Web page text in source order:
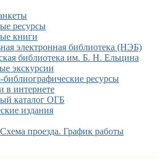
ресурсы
книги
электронная библиотека (НЭБ)
библиотека им. Б. Н. Ельцина
экскурсии
ресурсы
в интернете
каталог ОГБ
издания
проезда. График работы